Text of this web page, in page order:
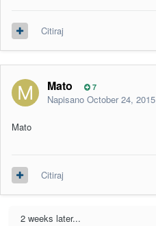
Citiraj
Mato 7
Napisano October 24, 2015
Mato
Citiraj
2 weeks later...